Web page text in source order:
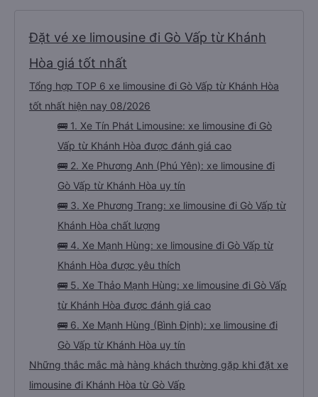
Đặt vé xe limousine đi Gò Vấp từ Khánh
Hòa giá tốt nhất
Tổng hợp TOP 6 xe limousine đi Gò Vấp từ Khánh Hòa
tốt nhất hiện nay 08/2026
🚌 1. Xe Tín Phát Limousine: xe limousine đi Gò
Vấp từ Khánh Hòa được đánh giá cao
🚌 2. Xe Phương Anh (Phú Yên): xe limousine đi
Gò Vấp từ Khánh Hòa uy tín
🚌 3. Xe Phương Trang: xe limousine đi Gò Vấp từ
Khánh Hòa chất lượng
🚌 4. Xe Mạnh Hùng: xe limousine đi Gò Vấp từ
Khánh Hòa được yêu thích
🚌 5. Xe Thảo Mạnh Hùng: xe limousine đi Gò Vấp
từ Khánh Hòa được đánh giá cao
🚌 6. Xe Mạnh Hùng (Bình Định): xe limousine đi
Gò Vấp từ Khánh Hòa uy tín
Những thắc mắc mà hàng khách thường gặp khi đặt xe
limousine đi Khánh Hòa từ Gò Vấp